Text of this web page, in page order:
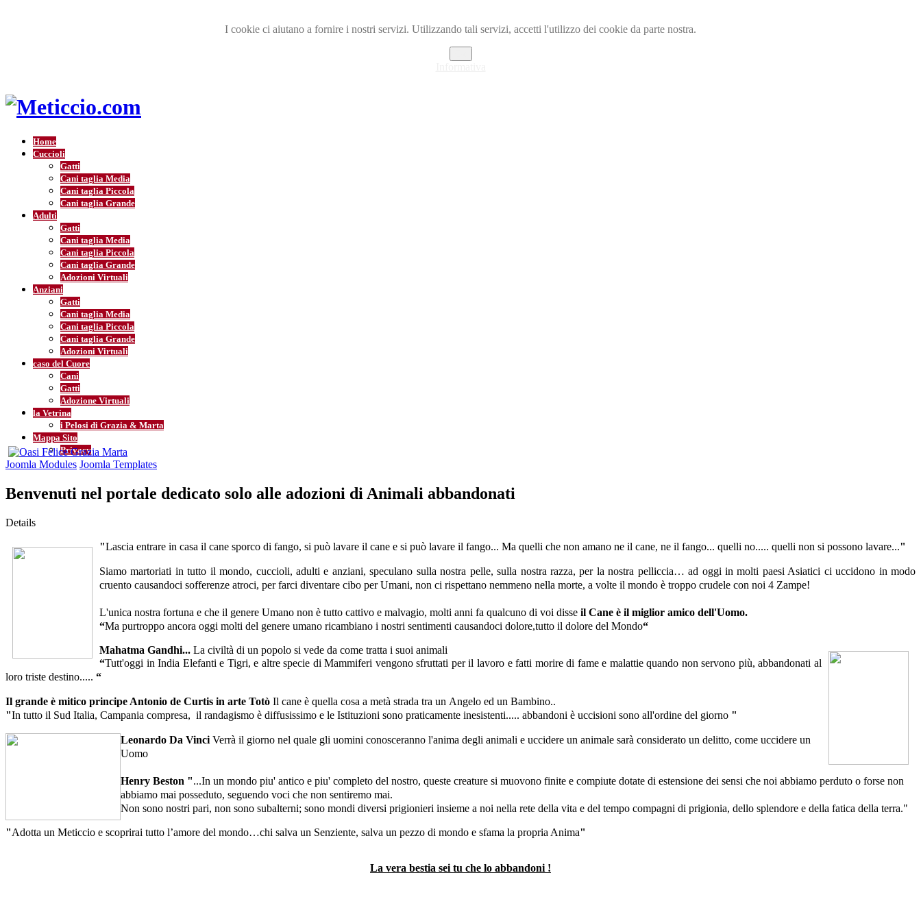
I cookie ci aiutano a fornire i nostri servizi. Utilizzando tali servizi, accetti l'utilizzo dei cookie da parte nostra.
Home
Cuccioli
Gatti
Cani taglia Media
Cani taglia Piccola
Cani taglia Grande
Adulti
Gatti
Cani taglia Media
Cani taglia Piccola
Cani taglia Grande
Adozioni Virtuali
Anziani
Gatti
Cani taglia Media
Cani taglia Piccola
Cani taglia Grande
Adozioni Virtuali
caso del Cuore
Cani
Gatti
Adozione Virtuali
la Vetrina
i Pelosi di Grazia & Marta
Mappa Sito
Privacy
Joomla Modules Joomla Templates
Benvenuti nel portale dedicato solo alle adozioni di Animali abbandonati
Details
"Lascia entrare in casa il cane sporco di fango, si può lavare il cane e si può lavare il fango... Ma quelli che non amano ne il cane, ne il fango... quelli no..... quelli non si possono lavare..."
Siamo martoriati in tutto il mondo, cuccioli, adulti e anziani, speculano sulla nostra pelle, sulla nostra razza, per la nostra pelliccia… ad oggi in molti paesi Asiatici ci uccidono in modo
cruento causandoci sofferenze atroci, per farci diventare cibo per Umani, non ci rispettano nemmeno nella morte, a volte il mondo è troppo crudele con noi 4 Zampe!
L'unica nostra fortuna e che il genere Umano non è tutto cattivo e malvagio, molti anni fa qualcuno di voi disse il Cane è il miglior amico dell'Uomo.
“Ma purtroppo ancora oggi molti del genere umano ricambiano i nostri sentimenti causandoci dolore,tutto il dolore del Mondo“
Mahatma Gandhi... La civiltà di un popolo si vede da come tratta i suoi animali
“Tutt'oggi in India Elefanti e Tigri, e altre specie di Mammiferi vengono sfruttati per il lavoro e fatti morire di fame e malattie quando non servono più, abbandonati al
loro triste destino..... “
Il grande è mitico principe Antonio de Curtis in arte Totò Il cane è quella cosa a metà strada tra un Angelo ed un Bambino..
"In tutto il Sud Italia, Campania compresa, il randagismo è diffusissimo e le Istituzioni sono praticamente inesistenti..... abbandoni è uccisioni sono all'ordine del giorno "
Leonardo Da Vinci Verrà il giorno nel quale gli uomini conosceranno l'anima degli animali e uccidere un animale sarà considerato un delitto, come uccidere un
Uomo
Henry Beston "...In un mondo piu' antico e piu' completo del nostro, queste creature si muovono finite e compiute dotate di estensione dei sensi che noi abbiamo perduto o forse non
abbiamo mai posseduto, seguendo voci che non sentiremo mai.
Non sono nostri pari, non sono subalterni; sono mondi diversi prigionieri insieme a noi nella rete della vita e del tempo compagni di prigionia, dello splendore e della fatica della terra."
"Adotta un Meticcio e scoprirai tutto l’amore del mondo…chi salva un Senziente, salva un pezzo di mondo e sfama la propria Anima"
La vera bestia sei tu che lo abbandoni !